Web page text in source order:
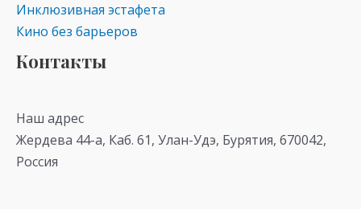
Инклюзивная эстафета
Кино без барьеров
Контакты
Наш адрес
Жердева 44-а, Каб. 61, Улан-Удэ, Бурятия, 670042,
Россия